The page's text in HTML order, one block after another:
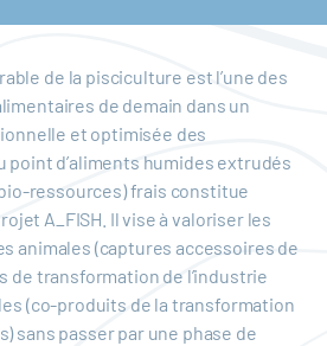
de la pisciculture est l’une des
de demain dans un
et optimisée des
point d’aliments humides extrudés
ressources) frais constitue
A_FISH. Il vise à valoriser les
animales (captures accessoires de
de transformation de l’industrie
(co-produits de la transformation
sans passer par une phase de